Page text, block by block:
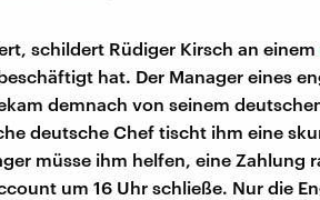
schildert Rüdiger Kirsch an einem
hat. Der Manager eines
demnach von seinem
deutsche Chef tischt ihm eine
müsse ihm helfen, eine Zahlung
um 16 Uhr schließe. Nur die